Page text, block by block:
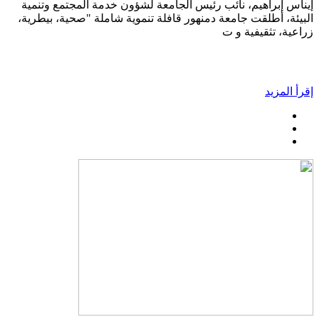
إيناس إبراهيم، نائب رئيس الجامعة لشؤون خدمة المجتمع وتنمية
البيئة، أطلقت جامعة دمنهور قافلة تنموية شاملة "صحية، بيطرية،
زراعية، تثقيفية و ت
إقرأ المزيد